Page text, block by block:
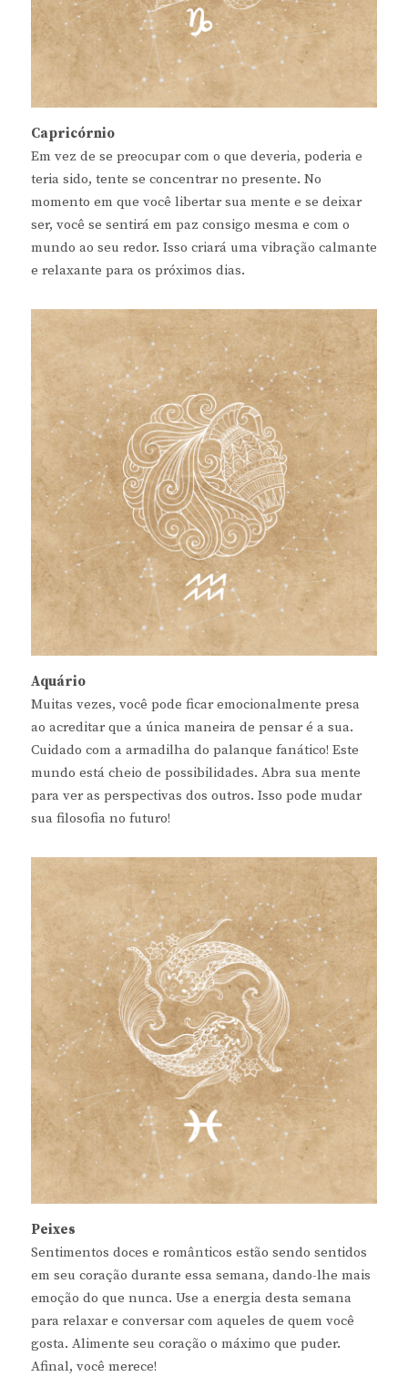
Capricórnio
Em vez de se preocupar com o que deveria, poderia e
teria sido, tente se concentrar no presente. No
momento em que você libertar sua mente e se deixar
ser, você se sentirá em paz consigo mesma e com o
mundo ao seu redor. Isso criará uma vibração calmante
e relaxante para os próximos dias.
Aquário
Muitas vezes, você pode ficar emocionalmente presa
ao acreditar que a única maneira de pensar é a sua.
Cuidado com a armadilha do palanque fanático! Este
mundo está cheio de possibilidades. Abra sua mente
para ver as perspectivas dos outros. Isso pode mudar
sua filosofia no futuro!
Peixes
Sentimentos doces e românticos estão sendo sentidos
em seu coração durante essa semana, dando-lhe mais
emoção do que nunca. Use a energia desta semana
para relaxar e conversar com aqueles de quem você
gosta. Alimente seu coração o máximo que puder.
Afinal, você merece!